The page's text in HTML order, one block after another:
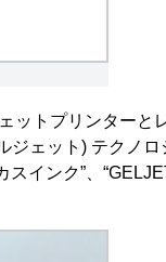
ットプリンターと
ジェット) テクノロ
インク”、